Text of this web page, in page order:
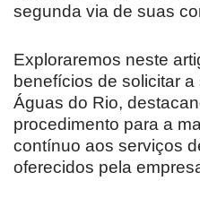
segunda via de suas
Exploraremos neste
benefícios de solicitar
Águas do Rio,
procedimento para a
contínuo aos serviços
oferecidos pela